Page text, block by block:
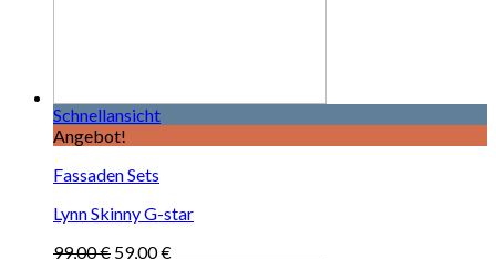
Schnellansicht
Angebot!
Fassaden Sets
Lynn Skinny G-star
99,00€ 59,00€